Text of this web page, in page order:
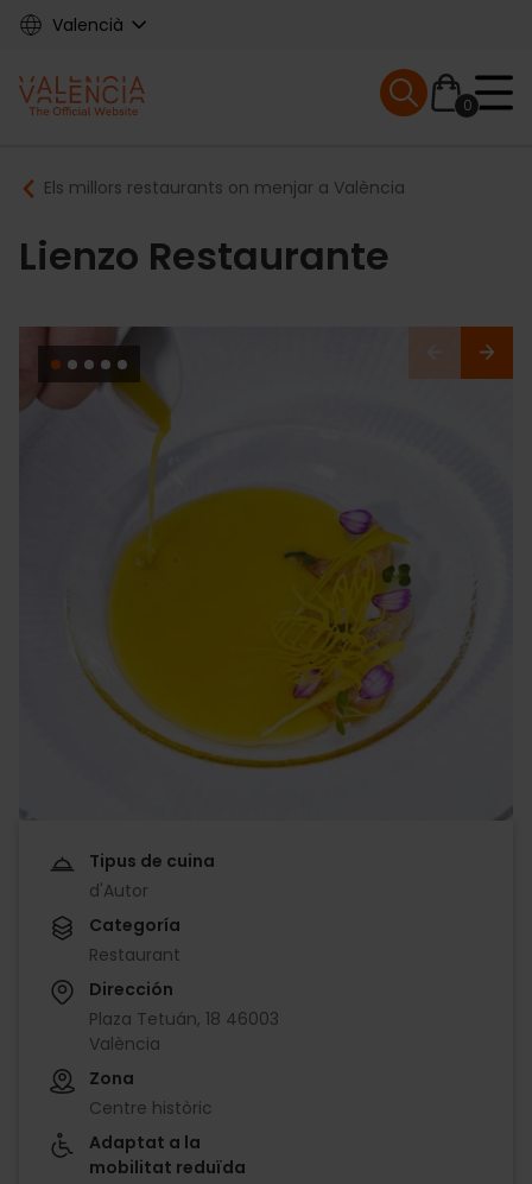
Skip
content
Valencià
Main
navigation
0
Mobile menu
Breadcrumb
Els millors restaurants on menjar a València
Lienzo Restaurante
Tipus de cuina
d'Autor
Categoría
Restaurant
Dirección
Plaza Tetuán, 18 46003
València
Zona
Centre històric
Adaptat a la
mobilitat reduïda